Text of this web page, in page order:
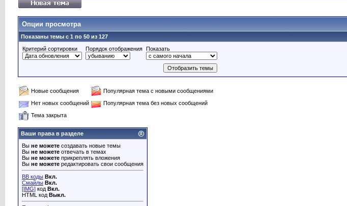
Опции просмотра
Показаны темы с 1 по 50 из 127
Критерий сортировки
Порядок отображения Показать
Новые сообщения
Популярная тема с новыми сообщениями
Нет новых сообщений
Популярная тема без новых сообщений
Тема закрыта
Ваши права в разделе
Вы не можете создавать новые темы
Вы не можете отвечать в темах
Вы не можете прикреплять вложения
Вы не можете редактировать свои сообщения
BB коды Вкл.
Смайлы Вкл.
[IMG] код Вкл.
HTML код Выкл.